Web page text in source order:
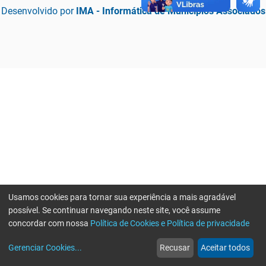
Desenvolvido por IMA - Informática de Municípios Associados
web
Notícias
more_horiz
Mais
Usamos cookies para tornar sua experiência a mais agradável
possível. Se continuar navegando neste site, você assume
concordar com nossa Política de Cookies e Política de privacidade
Gerenciar Cookies... Recusar Aceitar todos
Erro ao enviar informações, por favor tente novamente